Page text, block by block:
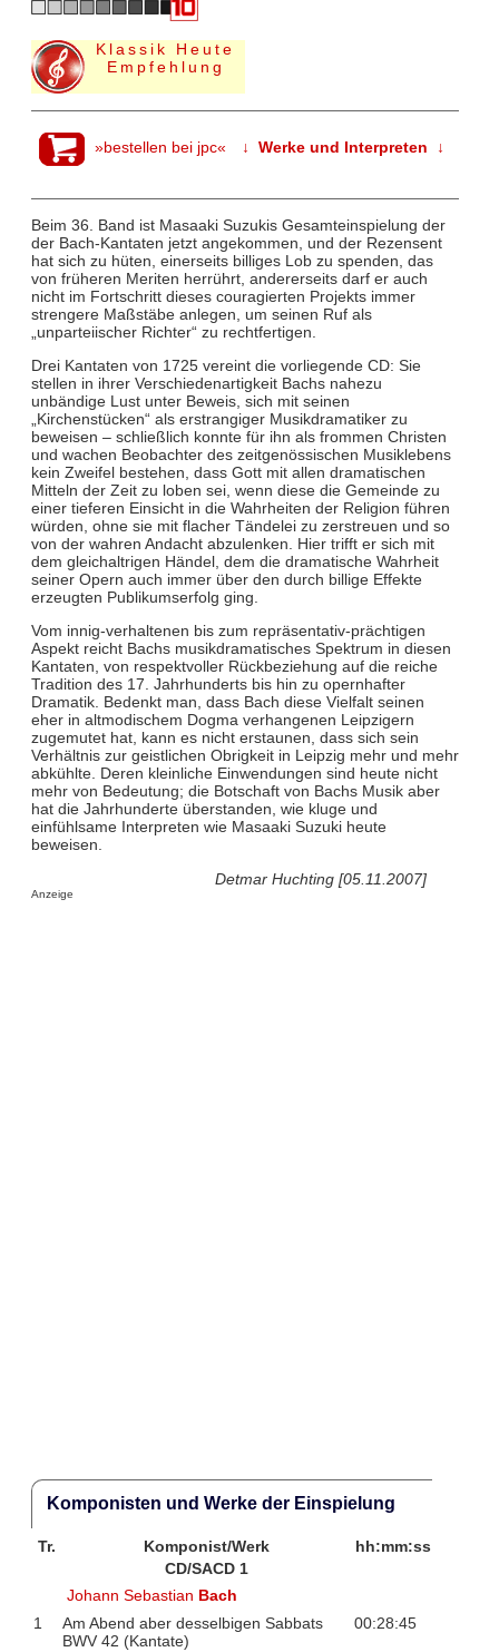
Klassik Heute
Empfehlung
»bestellen bei jpc« ↓ Werke und Interpreten ↓
Beim 36. Band ist Masaaki Suzukis Gesamteinspielung der
der Bach-Kantaten jetzt angekommen, und der Rezensent
hat sich zu hüten, einerseits billiges Lob zu spenden, das
von früheren Meriten herrührt, andererseits darf er auch
nicht im Fortschritt dieses couragierten Projekts immer
strengere Maßstäbe anlegen, um seinen Ruf als
„unparteiischer Richter“ zu rechtfertigen.
Drei Kantaten von 1725 vereint die vorliegende CD: Sie
stellen in ihrer Verschiedenartigkeit Bachs nahezu
unbändige Lust unter Beweis, sich mit seinen
„Kirchenstücken“ als erstrangiger Musikdramatiker zu
beweisen – schließlich konnte für ihn als frommen Christen
und wachen Beobachter des zeitgenössischen Musiklebens
kein Zweifel bestehen, dass Gott mit allen dramatischen
Mitteln der Zeit zu loben sei, wenn diese die Gemeinde zu
einer tieferen Einsicht in die Wahrheiten der Religion führen
würden, ohne sie mit flacher Tändelei zu zerstreuen und so
von der wahren Andacht abzulenken. Hier trifft er sich mit
dem gleichaltrigen Händel, dem die dramatische Wahrheit
seiner Opern auch immer über den durch billige Effekte
erzeugten Publikumserfolg ging.
Vom innig-verhaltenen bis zum repräsentativ-prächtigen
Aspekt reicht Bachs musikdramatisches Spektrum in diesen
Kantaten, von respektvoller Rückbeziehung auf die reiche
Tradition des 17. Jahrhunderts bis hin zu opernhafter
Dramatik. Bedenkt man, dass Bach diese Vielfalt seinen
eher in altmodischem Dogma verhangenen Leipzigern
zugemutet hat, kann es nicht erstaunen, dass sich sein
Verhältnis zur geistlichen Obrigkeit in Leipzig mehr und mehr
abkühlte. Deren kleinliche Einwendungen sind heute nicht
mehr von Bedeutung; die Botschaft von Bachs Musik aber
hat die Jahrhunderte überstanden, wie kluge und
einfühlsame Interpreten wie Masaaki Suzuki heute
beweisen.
Detmar Huchting [05.11.2007]
Anzeige
Komponisten und Werke der Einspielung
Tr. Komponist/Werk
hh:mm:ss
CD/SACD 1
Johann Sebastian Bach
1
Am Abend aber desselbigen Sabbats
BWV 42 (Kantate)
00:28:45